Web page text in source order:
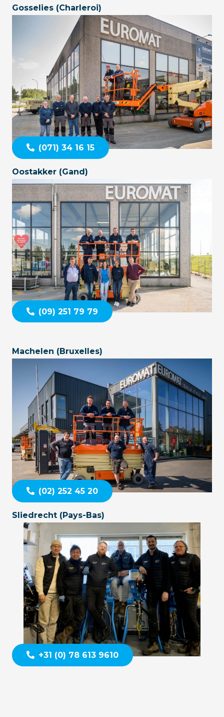
Gosselies (Charleroi)
(071) 34 16 15
Oostakker (Gand)
(09) 251 79 79
Machelen (Bruxelles)
(02) 252 45 20
Sliedrecht (Pays-Bas)
+31 (0) 78 613 9610